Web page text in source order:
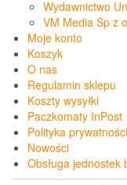
Wydawnictwo
VM Media Sp z
Moje konto
Koszyk
O nas
Regulamin sklepu
Koszty wysyłki
Paczkomaty InPost
Polityka prywatności
Nowości
Obsługa jednostek